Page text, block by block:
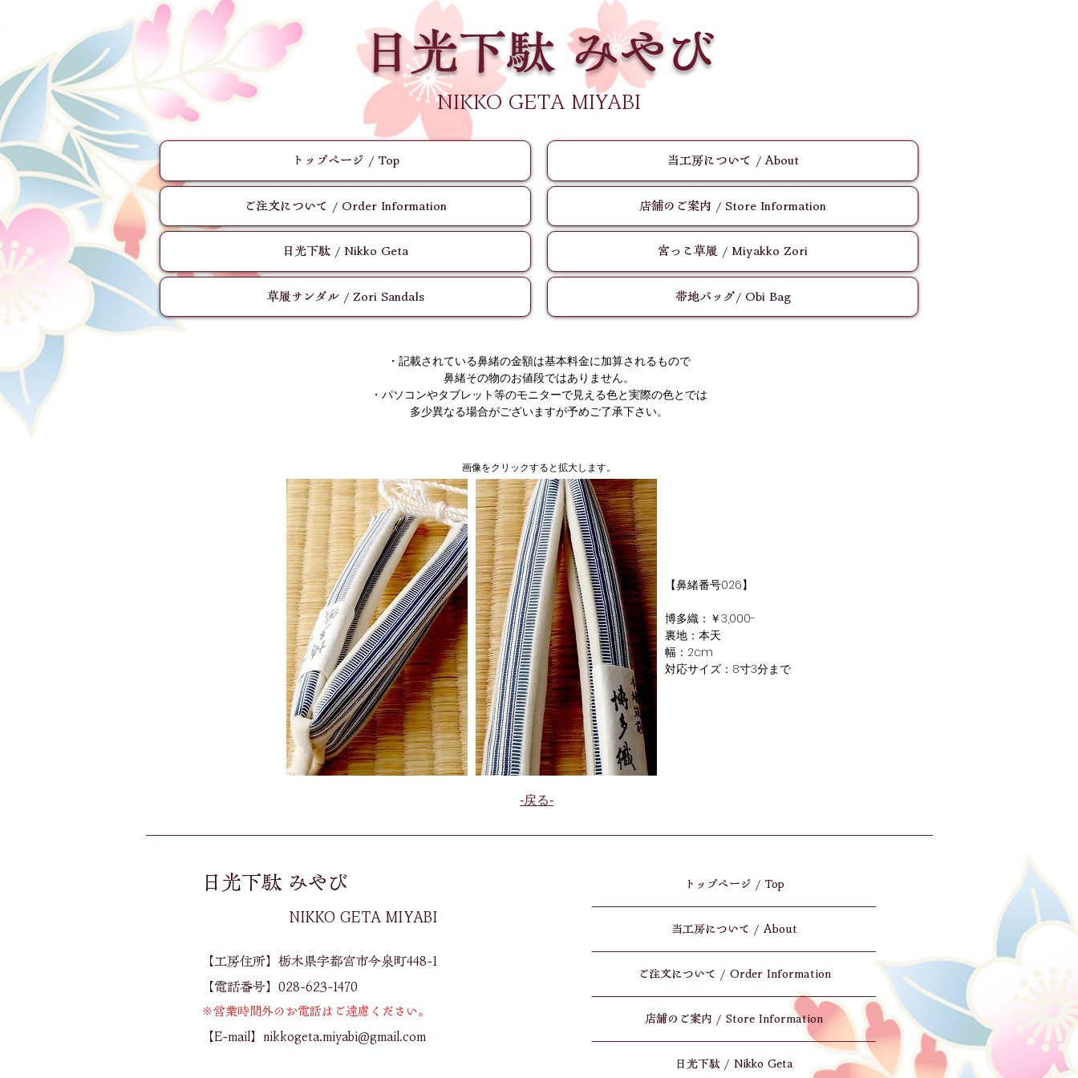
日光下駄 みやび
​NIKKO GETA MIYABI
トップページ / Top
ご注文について / Order Information
日光下駄 / Nikko Geta
草履サンダル / Zori Sandals
当工房について / About
店舗のご案内 / Store Information
宮っこ草履 / Miyakko Zori
帯地バッグ/ Obi Bag
・記載されている鼻緒の金額は基本料金に加算されるもので
鼻緒その物のお値段ではありません。​
・パソコンやタブレット等のモニターで見える色と実際の色とでは
多少異なる場合がございますが予めご了承下さい。
​画像をクリックすると拡大します。
【鼻緒番号026】
博多織：￥3,000-
裏地：本天
幅：2cm
対応サイズ：8寸3分まで
​-戻る-
日光下駄 みやび
​NIKKO GETA MIYABI
【工房住所】栃木県宇都宮市今泉町448-1​
【電話番号】028-623-1470
※営業時間外のお電話はご遠慮ください。
【E-mail】 nikkogeta.miyabi@gmail.com
トップページ / Top
当工房について / About
ご注文について / Order Information
店舗のご案内 / Store Information
日光下駄 / Nikko Geta